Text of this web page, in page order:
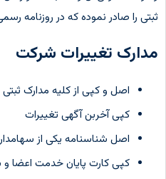
ثبتی را صادر نموده که در روزنامه
مدارک تغییرات شرکت
اصل و کپی از کلیه مدارک
کپی آخربن آگهی تغییرات
اصل شناسنامه یکی از
کپی کارت پایان خدمت اعضا و